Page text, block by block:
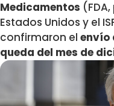
Medicamentos
Estados Unidos y el
confirmaron el envío
queda del mes de